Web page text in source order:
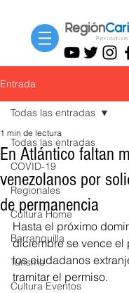
Entrada
Todas las entradas
COVID-19
Regionales
Cultura Home
Barranquilla
Turismo
Cultura Eventos
Todas las entradas
En Atlántico faltan
venezolanos por
de permanencia
1 min de lectura
Hasta el próximo
diciembre se vence el
los ciudadanos
tramitar el permiso.